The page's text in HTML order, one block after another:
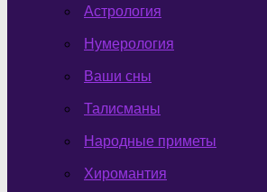
Астрология
Нумерология
Ваши сны
Талисманы
Народные приметы
Хиромантия